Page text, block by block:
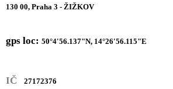
130 00, Praha 3 - ŽIŽKOV
gps loc: 50°4'56.137"N, 14°26'56.115"E
IČ 27172376